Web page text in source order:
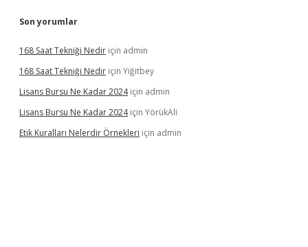
Son yorumlar
168 Saat Tekniği Nedir için admin
168 Saat Tekniği Nedir için Yiğitbey
Lisans Bursu Ne Kadar 2024için admin
Lisans Bursu Ne Kadar 2024için YörükAli
Etik Kuralları Nelerdir Örnekleri için admin